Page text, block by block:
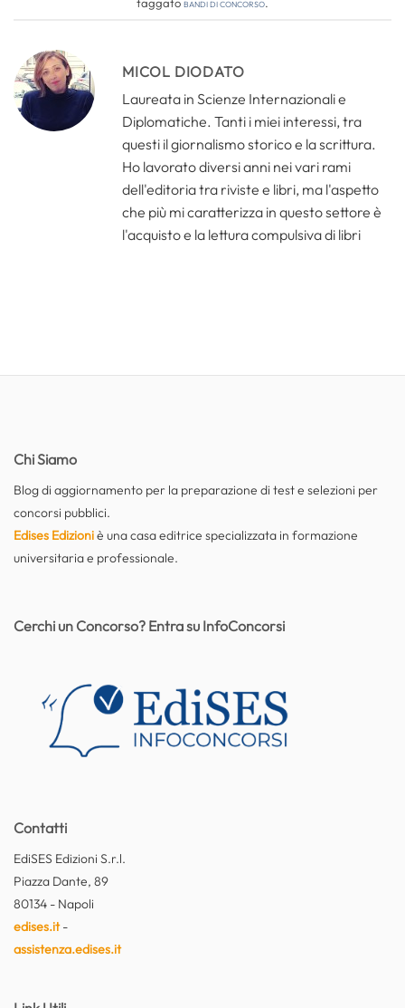
MICOL DIODATO
Laureata in Scienze Internazionali e
Diplomatiche. Tanti i miei interessi, tra
questi il giornalismo storico e la scrittura.
Ho lavorato diversi anni nei vari rami
dell'editoria tra riviste e libri, ma l'aspetto
che più mi caratterizza in questo settore è
l'acquisto e la lettura compulsiva di libri
Chi Siamo
Blog di aggiornamento per la preparazione di test e selezioni per
concorsi pubblici.
Edises Edizioniè una casa editrice specializzata in formazione
universitaria e professionale.
Contatti
EdiSES Edizioni S.r.l.
Piazza Dante, 89
80134 - Napoli
edises.it-
assistenza.edises.it
Cerchi un Concorso? Entra su InfoConcorsi